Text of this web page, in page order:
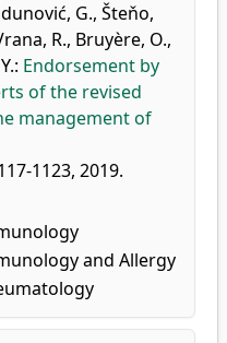
G., Šteňo,
R., Bruyère, O.,
: Endorsement by
of the revised
management of
1123, 2019.
and Allergy